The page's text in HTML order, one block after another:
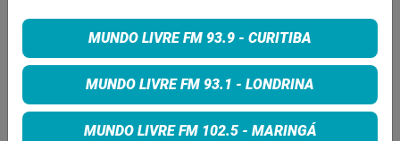
extinção dos deuses, Thor pede a ajuda do Rei
Valkiria, de Korg e da ex-namorada Jane Foster,
chamada a Poderosa Thor.
PINÓQUIO | 08.09
O live-action reconta a adorada história do boneco de
MUNDO LIVRE FM 93.9 - CURITIBA
MUNDO LIVRE FM 93.1 - LONDRINA
MUNDO LIVRE FM 102.5 - MARINGÁ